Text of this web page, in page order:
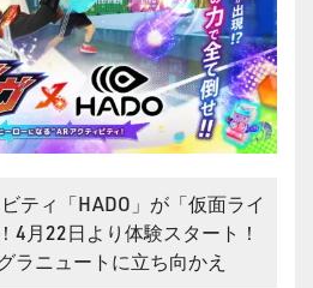
ティ「HADO」が「仮面ライ
4月22日より体験スタート！
ラニュートに立ち向かえ